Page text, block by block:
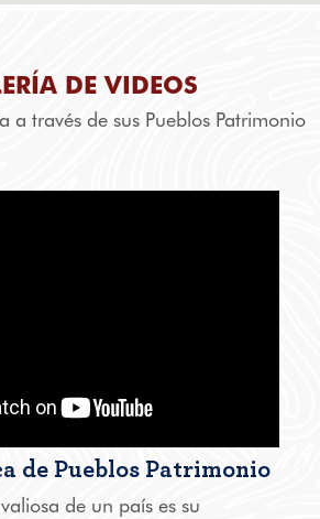
DE VIDEOS
a través de sus Pueblos Patrimonio
de Pueblos Patrimonio
de un país es su